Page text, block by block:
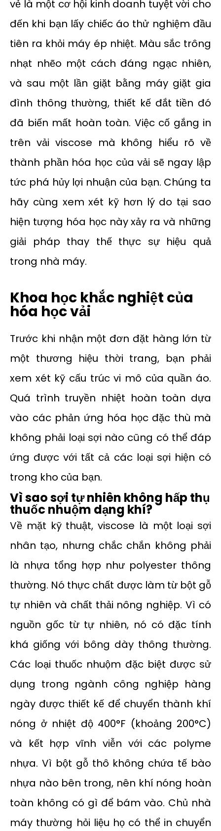
vẻ là một cơ hội kinh doanh tuyệt vời cho
đến khi bạn lấy chiếc áo thử nghiệm đầu
tiên ra khỏi máy ép nhiệt. Màu sắc trông
nhạt nhẽo một cách đáng ngạc nhiên,
và sau một lần giặt bằng máy giặt gia
đình thông thường, thiết kế đắt tiền đó
đã biến mất hoàn toàn. Việc cố gắng in
trên vải viscose mà không hiểu rõ về
thành phần hóa học của vải sẽ ngay lập
tức phá hủy lợi nhuận của bạn. Chúng ta
hãy cùng xem xét kỹ hơn lý do tại sao
hiện tượng hóa học này xảy ra và những
giải pháp thay thế thực sự hiệu quả
trong nhà máy.
Khoa học khắc nghiệt của
hóa học vải
Trước khi nhận một đơn đặt hàng lớn từ
một thương hiệu thời trang, bạn phải
xem xét kỹ cấu trúc vi mô của quần áo.
Quá trình truyền nhiệt hoàn toàn dựa
vào các phản ứng hóa học đặc thù mà
không phải loại sợi nào cũng có thể đáp
ứng được với tất cả các loại sợi hiện có
trong kho của bạn.
Vì sao sợi tự nhiên không hấp thụ
thuốc nhuộm dạng khí?
Về mặt kỹ thuật, viscose là một loại sợi
nhân tạo, nhưng chắc chắn không phải
là nhựa tổng hợp như polyester thông
thường. Nó thực chất được làm từ bột gỗ
tự nhiên và chất thải nông nghiệp. Vì có
nguồn gốc từ tự nhiên, nó có đặc tính
khá giống với bông dày thông thường.
Các loại thuốc nhuộm đặc biệt được sử
dụng trong ngành công nghiệp hàng
ngày được thiết kế để chuyển thành khí
nóng ở nhiệt độ 400°F (khoảng 200°C)
và kết hợp vĩnh viễn với các polyme
nhựa. Vì bột gỗ thô không chứa tế bào
nhựa nào bên trong, nên khí nóng hoàn
toàn không có gì để bám vào. Chủ nhà
máy thường hỏi liệu họ có thể in chuyển